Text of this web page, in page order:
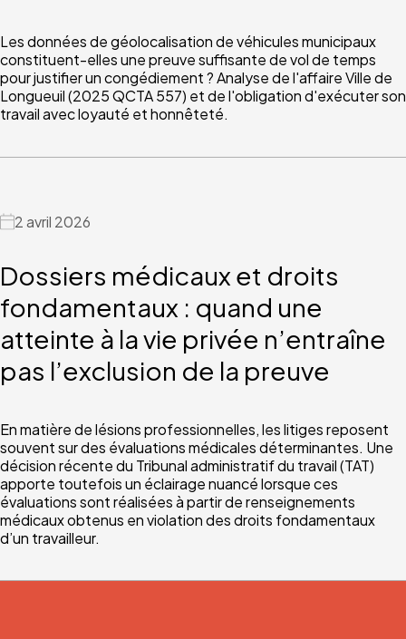
Les données de géolocalisation de véhicules municipaux
constituent-elles une preuve suffisante de vol de temps
pour justifier un congédiement ? Analyse de l'affaire Ville de
Longueuil (2025 QCTA 557) et de l'obligation d'exécuter son
travail avec loyauté et honnêteté.
2 avril 2026
Dossiers médicaux et droits
fondamentaux : quand une
atteinte à la vie privée n’entraîne
pas l’exclusion de la preuve
En matière de lésions professionnelles, les litiges reposent
souvent sur des évaluations médicales déterminantes. Une
décision récente du Tribunal administratif du travail (TAT)
apporte toutefois un éclairage nuancé lorsque ces
évaluations sont réalisées à partir de renseignements
médicaux obtenus en violation des droits fondamentaux
d’un travailleur.